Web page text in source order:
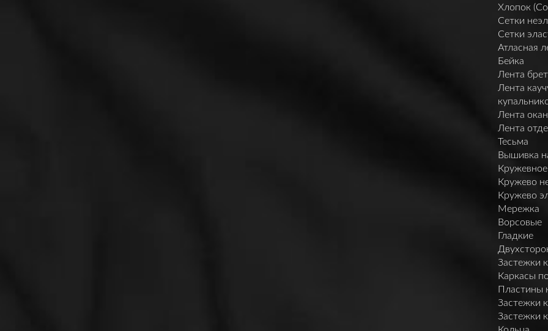
Хлопок
Сетки
Сетки
Атласная
Бейка
Лента
Лента
Лента
Лента
Тесьма
Вышивка
Кружево
Кружево
Мережка
Ворсовые
Гладкие
Застежки
Каркасы
Пластины
Застежки
Застежки